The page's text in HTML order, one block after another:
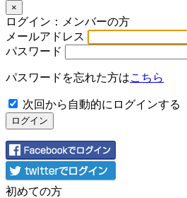
×
ログイン：メンバーの方
メールアドレス
パスワード
パスワードを忘れた方はこちら
次回から自動的にログインする
初めての方